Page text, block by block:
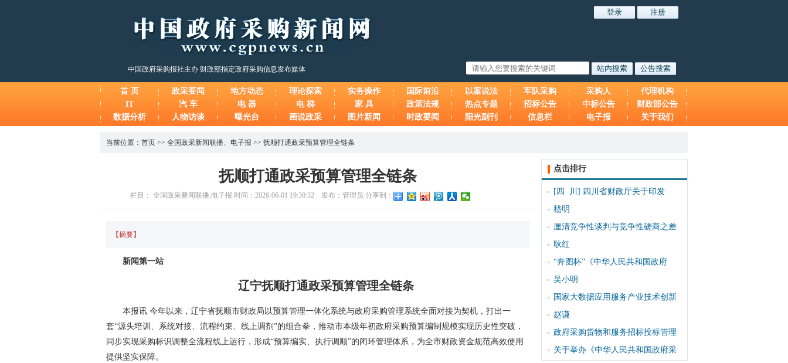
中国政府采购报社主办 财政部指定政府采购信息发布媒体
首 页 政采要闻 地方动态 理论探索 实务操作 国际前沿 以案说法 军队采购 采购人
代理机构
IT
汽 车 电 器 电 梯 家 具 政策法规 热点专题 招标公告 中标公告
财政部公告
数据分析
人物访谈 曝光台 画说政采 图片新闻 时政要闻 阳光副刊 信息栏 电子报 关于我们
当前位置： 首页 >> 全国政采新闻联播、 电子报 >> 抚顺打通政采预算管理全链条
抚顺打通政采预算管理全链条
栏目： 全国政采新闻联播,电子报 时间：2026-06-01 19:30:32 发布：管理员 分享到：
【摘要】
新闻第一站
辽宁抚顺打通政采预算管理全链条
本报讯 今年以来，辽宁省抚顺市财政局以预算管理一体化系统与政府采购管理系统全面对接为契机，打出一
套“源头培训、系统对接、流程约束、线上调剂”的组合拳，推动市本级年初政府采购预算编制规模实现历史性突破，
同步实现采购标识调整全流程线上运行，形成“预算编实、执行调顺”的闭环管理体系，为全市财政资金规范高效使用
提供坚实保障。
点击排行
[四 川] 四川省财政厅关于印发
嵇明
厘清竞争性谈判与竞争性磋商之差
耿红
“奔图杯”《中华人民共和国政府
吴小明
国家大数据应用服务产业技术创新
赵谦
政府采购货物和服务招标投标管理
关于举办《中华人民共和国政府采